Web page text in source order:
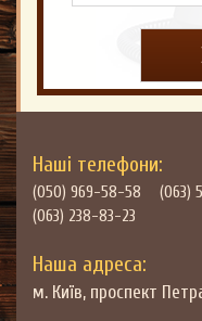
Наші телефони:
(050) 969-58-58 (063)
(063) 238-83-23
Наша адреса:
м. Київ, проспект